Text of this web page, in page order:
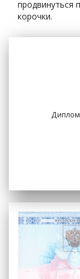
продвинуться
корочки.